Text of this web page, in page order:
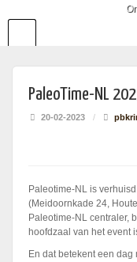
PaleoTime-NL
20-02-2023 /
Paleotime-NL is
(Meidoornkade 24,
Paleotime-NL centraler,
hoofdzaal van het event
En dat betekent een